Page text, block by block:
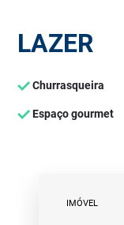
LAZER
Churrasqueira
Espaço gourmet
IMÓVEL